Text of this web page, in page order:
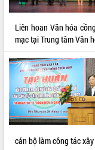
ven biển
Đắk Lắk nỗ lực thúc đẩy
kinh tế từ 10% trở lên trong
II/2026
Đắk Lắk ký kết thỏa thuận
chuyển đổi số giai đoạn
với Tập đoàn Bưu chính Viễn
Việt Nam
Thứ trưởng Bộ Y tế làm
Đắk Lắk về phát triển
cho trạm y tế cấp xã
Liên hoan Văn hóa
mạc tại Trung tâm Văn
cán bộ làm công tác